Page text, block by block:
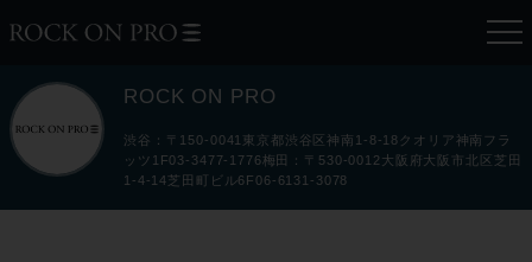
ROCK ON PRO
渋谷：〒150-0041東京都渋谷区神南1-8-18クオリア神南フラ
ッツ1F03-3477-1776梅田：〒530-0012大阪府大阪市北区芝田
1-4-14芝田町ビル6F06-6131-3078